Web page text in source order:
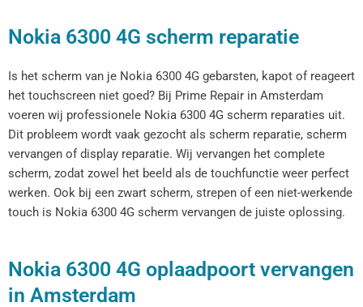
Nokia 6300 4G scherm reparatie
Is het scherm van je Nokia 6300 4G gebarsten, kapot of reageert
het touchscreen niet goed? Bij Prime Repair in Amsterdam
voeren wij professionele Nokia 6300 4G scherm reparaties uit.
Dit probleem wordt vaak gezocht als scherm reparatie, scherm
vervangen of display reparatie. Wij vervangen het complete
scherm, zodat zowel het beeld als de touchfunctie weer perfect
werken. Ook bij een zwart scherm, strepen of een niet-werkende
touch is Nokia 6300 4G scherm vervangen de juiste oplossing.
Nokia 6300 4G oplaadpoort vervangen
in Amsterdam